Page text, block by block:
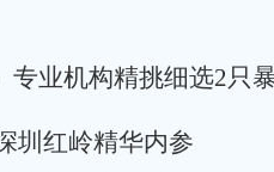
专业机构精挑细选2只
圳红岭精华内参